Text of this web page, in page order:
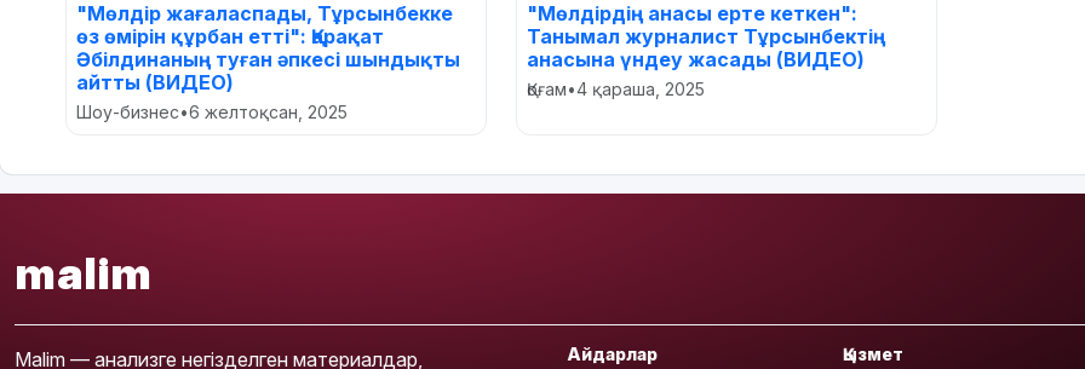
"Мөлдір жағаласпады, Тұрсынбекке
өз өмірін құрбан етті": Қарақат
Әбілдинаның туған әпкесі шындықты
айтты (ВИДЕО)
Шоу-бизнес•6 желтоқсан, 2025
"Мөлдірдің анасы ерте кеткен":
Танымал журналист Тұрсынбектің
анасына үндеу жасады (ВИДЕО)
Қоғам•4 қараша, 2025
malim
Malim — анализге негізделген материалдар, Айдарлар Қызмет